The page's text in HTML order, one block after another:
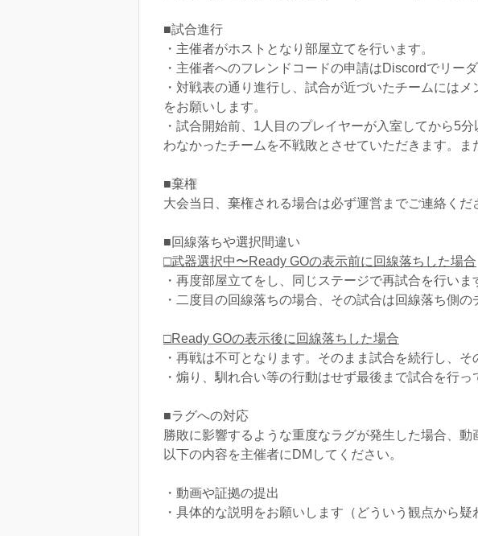
■試合進行
・主催者がホストとなり部屋立てを行います。
・主催者へのフレンドコードの申請はDiscordでリー
・対戦表の通り進行し、試合が近づいたチームには
をお願いします。
・試合開始前、1人目のプレイヤーが入室してから5
わなかったチームを不戦敗とさせていただきます。
■棄権
大会当日、棄権される場合は必ず運営までご連絡くだ
■回線落ちや選択間違い
□武器選択中〜Ready GOの表示前に回線落ちした場合
・再度部屋立てをし、同じステージで再試合を行いま
・二度目の回線落ちの場合、その試合は回線落ち側の
□Ready GOの表示後に回線落ちした場合
・再戦は不可となります。そのまま試合を続行し、そ
・煽り、馴れ合い等の行動はせず最後まで試合を行っ
■ラグへの対応
勝敗に影響するような重度なラグが発生した場合、動
以下の内容を主催者にDMしてください。
・動画や証拠の提出
・具体的な説明をお願いします（どういう観点から疑